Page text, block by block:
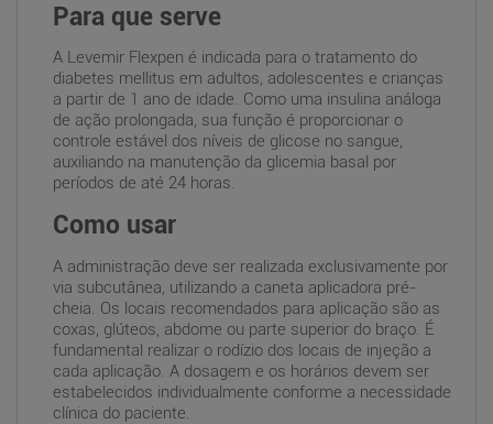
Para que serve
A Levemir Flexpen é indicada para o tratamento do
diabetes mellitus em adultos, adolescentes e crianças
a partir de 1 ano de idade. Como uma insulina análoga
de ação prolongada, sua função é proporcionar o
controle estável dos níveis de glicose no sangue,
auxiliando na manutenção da glicemia basal por
períodos de até 24 horas.
Como usar
A administração deve ser realizada exclusivamente por
via subcutânea, utilizando a caneta aplicadora pré-
cheia. Os locais recomendados para aplicação são as
coxas, glúteos, abdome ou parte superior do braço. É
fundamental realizar o rodízio dos locais de injeção a
cada aplicação. A dosagem e os horários devem ser
estabelecidos individualmente conforme a necessidade
clínica do paciente.